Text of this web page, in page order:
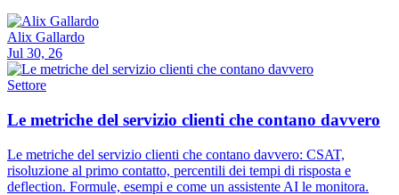
Alix Gallardo
Jul 30, 26
Settore
Le metriche del servizio clienti che contano davvero
Le metriche del servizio clienti che contano davvero: CSAT,
risoluzione al primo contatto, percentili dei tempi di risposta e
deflection. Formule, esempi e come un assistente AI le monitora.